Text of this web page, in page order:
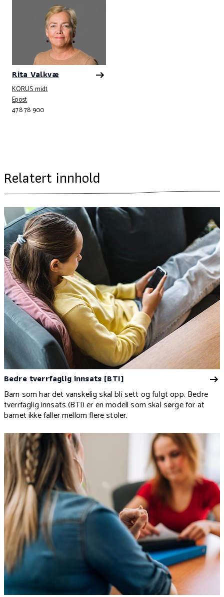
Rita Valkvæ
KORUS midt
EpostTelefonnummer
478 78 900
Relatert innhold
Bedre tverrfaglig innsats (BTI)
Barn som har det vanskelig skal bli sett og fulgt opp. Bedre
tverrfaglig innsats (BTI) er en modell som skal sørge for at
barnet ikke faller mellom flere stoler.